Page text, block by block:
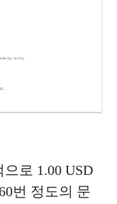
로 1.00 USD
번 정도의 문